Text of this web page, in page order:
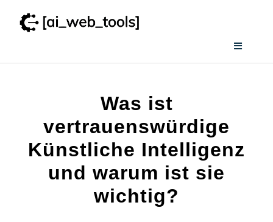
Inhalt
Toggle
Wissenswertes
Smart AI Tool Selector
Was ist
vertrauenswürdige
Künstliche Intelligenz
und warum ist sie
wichtig?